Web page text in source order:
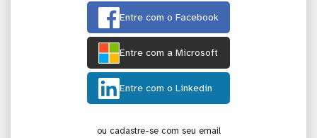
Entre com o Facebook
Entre com a Microsoft
Entre com o Linkedin
ou cadastre-se com seu email